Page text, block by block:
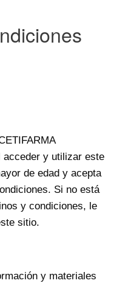
acceder y utilizar este
de edad y acepta
Si no está
y condiciones, le
sitio.
y materiales